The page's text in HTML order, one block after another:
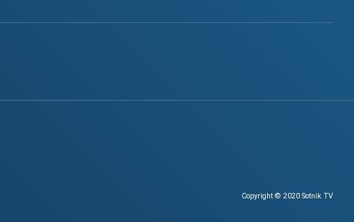
Copyright © 2020 Sotnik TV